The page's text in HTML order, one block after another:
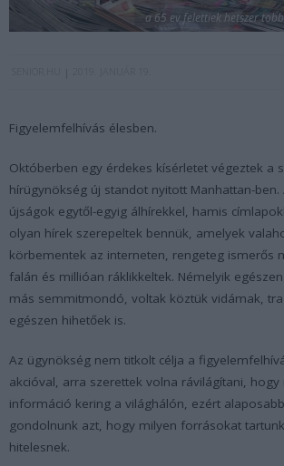
a 65 ev felettiek hetszer
Figyelemfelhívás élesben.
Októberben egy érdekes kísérletet végeztek a
hírügynökség új standot nyitott Manhattan-
újságok egytől-egyig álhírekkel, hamis
olyan hírek szerepeltek bennük, amelyek
körbementek az interneten, rengeteg ismerős
falán és millióan ráklikkeltek. Némelyik
más semmitmondó, voltak köztük vidámak,
egészen hihetőek is.
Az ügynökség nem titkolt célja a
akcióval, arra szerettek volna rávilágítani, hogy
információ kering a világhálón, ezért
gondolnunk azt, hogy milyen forrásokat
hitelesnek.